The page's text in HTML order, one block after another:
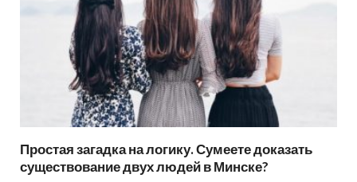
Простая загадка на логику. Сумеете доказать
существование двух людей в Минске?